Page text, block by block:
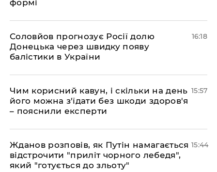
формі
Соловйов прогнозує Росії долю
Донецька через швидку появу
балістики в України
16:18
Чим корисний кавун, і скільки на день
його можна з'їдати без шкоди здоров'я
– пояснили експерти
15:57
Жданов розповів, як Путін намагається
відстрочити "приліт чорного лебедя",
який "готується до зльоту"
15:44